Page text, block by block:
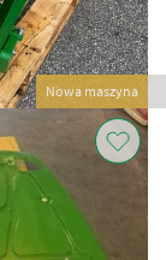
Nowa maszyna